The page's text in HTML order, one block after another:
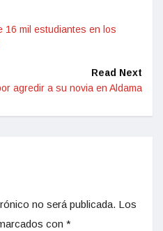
16 mil estudiantes en los
Read Next
agredir a su novia en Aldama
no será publicada. Los
con *